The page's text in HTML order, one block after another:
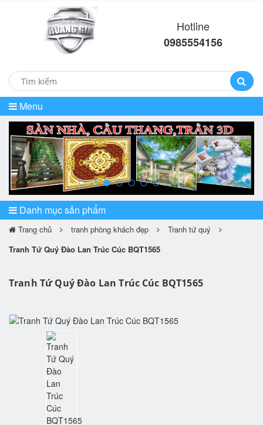
Hotline
0985554156
Menu
prev
Danh mục sản phẩm
Trang chủ tranh phòng khách đẹp
Tranh tứ quý
Tranh Tứ Quý Đào Lan Trúc Cúc BQT1565
Tranh Tứ Quý Đào Lan Trúc Cúc BQT1565